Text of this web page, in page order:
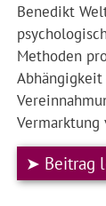
Benedikt
Methoden
Vermarktung
➤ Beitrag